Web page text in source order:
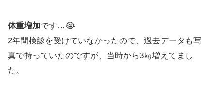
体重増加です…😭
2年間検診を受けていなかったので、過去データも写
真で持っていたのですが、当時から3㎏増えてまし
た。